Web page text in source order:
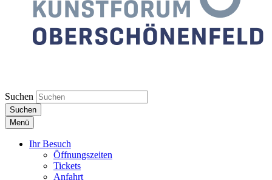
Suchen
Suchen
Menü
Ihr Besuch
Öffnungszeiten
Tickets
Anfahrt